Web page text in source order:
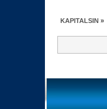
KAPITALSIN »